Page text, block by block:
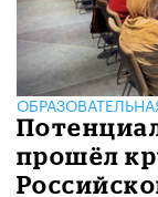
прошёл